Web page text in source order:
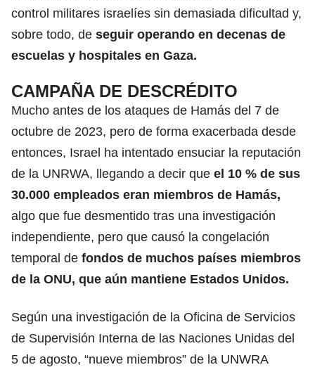
control militares israelíes sin demasiada dificultad y,
sobre todo, de seguir operando en decenas de
escuelas y hospitales en Gaza.
CAMPAÑA DE DESCRÉDITO
Mucho antes de los ataques de Hamás del 7 de
octubre de 2023, pero de forma exacerbada desde
entonces, Israel ha intentado ensuciar la reputación
de la UNRWA, llegando a decir que el 10 % de sus
30.000 empleados eran miembros de Hamás,
algo que fue desmentido tras una investigación
independiente, pero que causó la congelación
temporal de fondos de muchos países miembros
de la ONU, que aún mantiene Estados Unidos.
Según una investigación de la Oficina de Servicios
de Supervisión Interna de las Naciones Unidas del
5 de agosto, “nueve miembros” de la UNWRA